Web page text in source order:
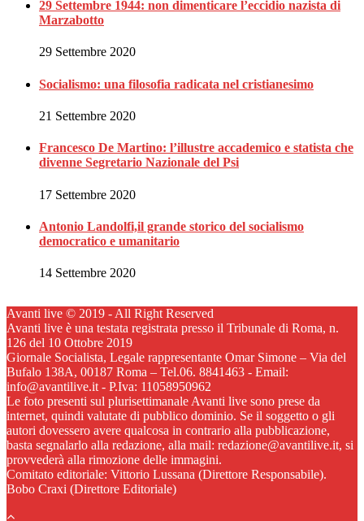
29 Settembre 1944: non dimenticare l’eccidio nazista di
Marzabotto
29 Settembre 2020
Socialismo: una filosofia radicata nel cristianesimo
21 Settembre 2020
Francesco De Martino: l’illustre accademico e statista che
divenne Segretario Nazionale del Psi
17 Settembre 2020
Antonio Landolfi,il grande storico del socialismo
democratico e umanitario
14 Settembre 2020
Avanti live © 2019 - All Right Reserved
Avanti live è una testata registrata presso il Tribunale di Roma, n.
126 del 10 Ottobre 2019
Giornale Socialista, Legale rappresentante Omar Simone – Via del
Bufalo 138A, 00187 Roma – Tel.06. 8841463 - Email:
info@avantilive.it - P.Iva: 11058950962
Le foto presenti sul plurisettimanale Avanti live sono prese da
internet, quindi valutate di pubblico dominio. Se il soggetto o gli
autori dovessero avere qualcosa in contrario alla pubblicazione,
basta segnalarlo alla redazione, alla mail: redazione@avantilive.it, si
provvederà alla rimozione delle immagini.
Comitato editoriale: Vittorio Lussana (Direttore Responsabile).
Bobo Craxi (Direttore Editoriale)